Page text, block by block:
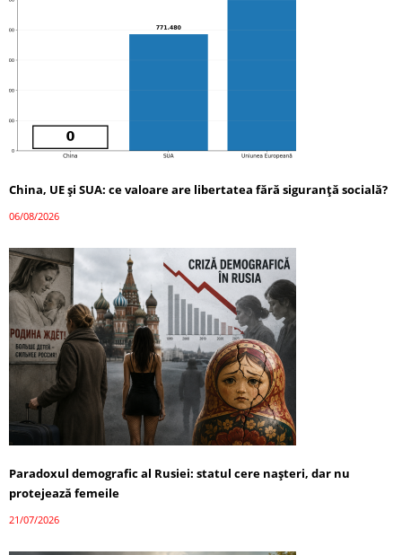
China, UE și SUA: ce valoare are libertatea fără siguranță socială?
06/08/2026
Paradoxul demografic al Rusiei: statul cere nașteri, dar nu
protejează femeile
21/07/2026